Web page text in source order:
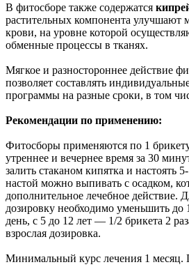
В фитосборе также содержатся
растительных компонента улучшают
крови, на уровне которой
обменные процессы в тканях.
Мягкое и разностороннее действие
позволяет составлять
программы на разные сроки, в том
Рекомендации по применению:
Фитосборы применяются по 1
утреннее и вечернее время за 30
залить стаканом кипятка и настоять
настой можно выпивать с осадком,
дополнительное лечебное действие.
дозировку необходимо уменьшить до
день, с 5 до 12 лет — 1/2 брикета 2
взрослая дозировка.
Минимальный курс лечения 1 месяц.